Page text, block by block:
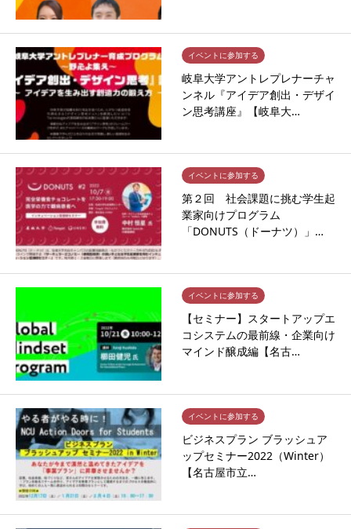
イベントに参加する
岐阜大学アントレプレナーチャ
ンネル『アイデア創出・デザイ
ン思考講座』【岐阜大…
イベントに参加する
第２回 社会課題に挑む学生起
業家向けプログラム
「DONUTS（ドーナツ）」…
イベントに参加する
【セミナー】スタートアップエ
コシステムの最前線・企業向け
マインド醸成編【名古…
イベントに参加する
ビジネスプラン ブラッシュア
ップセミナー2022（Winter）
【名古屋市立…